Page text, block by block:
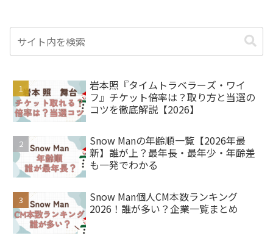
岩本照『タイムトラベラーズ・ワイ
フ』チケット倍率は？取り方と当選の
コツを徹底解説【2026】
Snow Manの年齢順一覧【2026年最
新】誰が上？最年長・最年少・年齢差
も一発でわかる
Snow Man個人CM本数ランキング
2026！誰が多い？企業一覧まとめ